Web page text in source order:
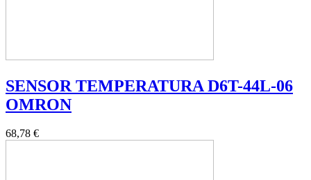
SENSOR TEMPERATURA D6T-44L-06
OMRON
68,78 €